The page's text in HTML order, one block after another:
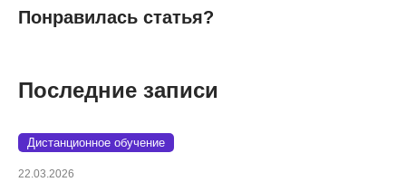
Понравилась статья?
Последние записи
Дистанционное обучение
22.03.2026